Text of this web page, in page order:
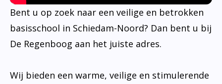
Bent u op zoek naar een veilige en betrokken
basisschool in Schiedam-Noord? Dan bent u bij
De Regenboog aan het juiste adres.
Wij bieden een warme, veilige en stimulerende